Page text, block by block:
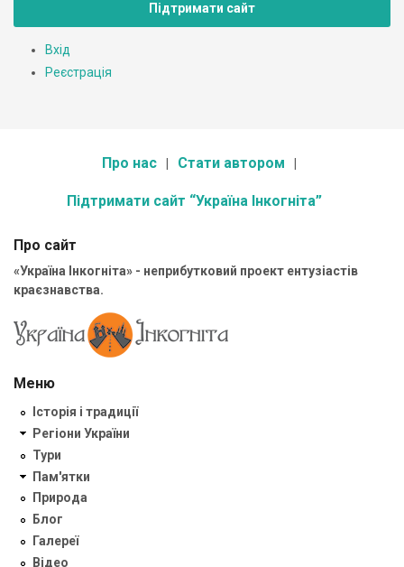
Підтримати сайт
Вхід
Реєстрація
Про нас Стати автором
Підтримати сайт “Україна Інкогніта”
Про сайт
«Україна Інкогніта» - неприбутковий проект ентузіастів
краєзнавства.
Меню
Історія і традиції
Регіони України
Тури
Пам'ятки
Природа
Блог
Галереї
Відео